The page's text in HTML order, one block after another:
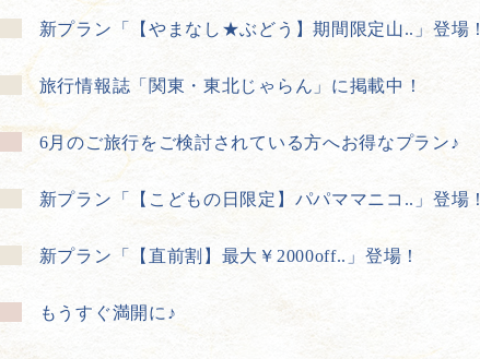
新プラン「【やまなし★ぶどう】期間限定山..」登場！
旅行情報誌「関東・東北じゃらん」に掲載中！
6月のご旅行をご検討されている方へお得なプラン♪
新プラン「【こどもの日限定】パパママニコ..」登場！
新プラン「【直前割】最大￥2000off..」登場！
もうすぐ満開に♪